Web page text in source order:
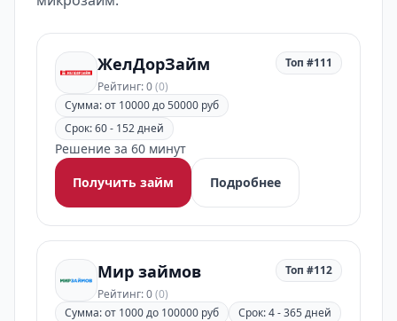
ЖелДорЗайм
Рейтинг: 0(0)
Топ #111
Сумма: от 10000 до 50000 руб
Срок: 60 - 152 дней
Решение за 60 минут
Получить займ
Подробнее
Мир займов
Рейтинг: 0(0)
Топ #112
Сумма: от 1000 до 100000 руб Срок: 4 - 365 дней